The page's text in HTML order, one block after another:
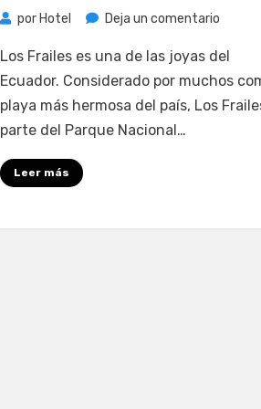
por Hotel Deja un comentario
Frailes
y
el
Los Frailes es una de las joyas del
Ecuador. Considerado por muchos
playa más hermosa del país, Los
parte del Parque Nacional…
Leer más